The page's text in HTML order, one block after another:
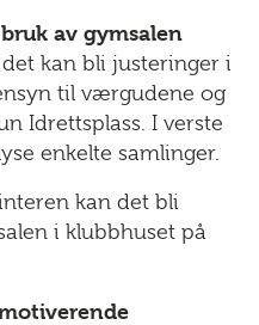
av gymsalen
kan bli justeringer i
til værgudene og
Idrettsplass. I verste
enkelte samlinger.
kan det bli
i klubbhuset på